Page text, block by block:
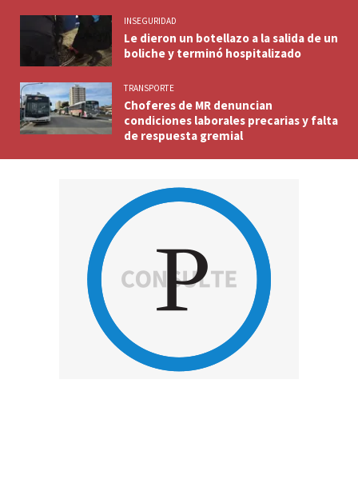
INSEGURIDAD
Le dieron un botellazo a la salida de un
boliche y terminó hospitalizado
TRANSPORTE
Choferes de MR denuncian
condiciones laborales precarias y falta
de respuesta gremial